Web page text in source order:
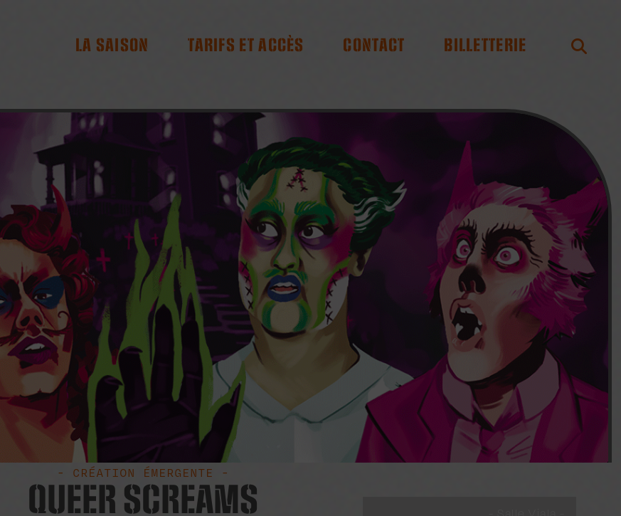
LA SAISON TARIFS ET ACCÈS CONTACT BILLETTERIE
- CRÉATION ÉMERGENTE -
QUEER SCREAMS